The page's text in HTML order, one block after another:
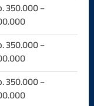
350.000 –
350.000 –
350.000 –